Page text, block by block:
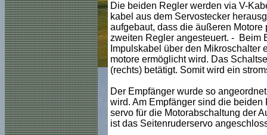
Die beiden Regler werden via V-
kabel aus dem Servostecker
aufgebaut, dass die äußeren
zweiten Regler angesteuert. - Beim
Impulskabel über den
motore ermöglicht wird. Das
(rechts) betätigt. Somit wird ein
Der Empfänger wurde so
wird. Am Empfänger sind die
servo für die Motorabschaltung der
ist das Seitenruderservo